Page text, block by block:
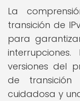
La
transición de
para
versiones del
de transición
cuidadosa y